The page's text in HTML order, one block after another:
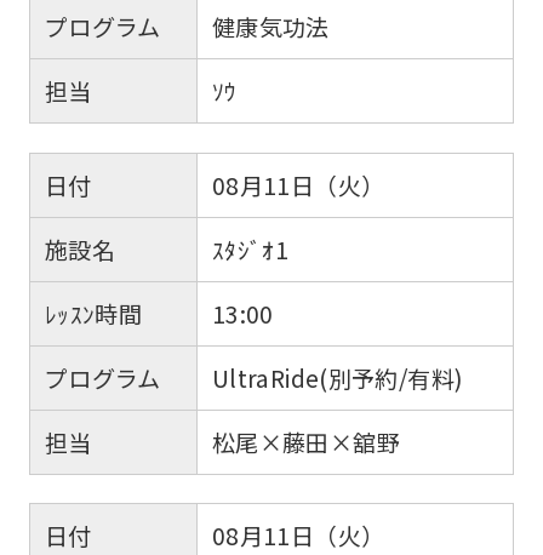
プログラム
健康気功法
担当
ｿｳ
日付
08月11日（火）
施設名
ｽﾀｼﾞｵ1
ﾚｯｽﾝ時間
13:00
プログラム
UltraRide(別予約/有料)
担当
松尾×藤田×舘野
日付
08月11日（火）